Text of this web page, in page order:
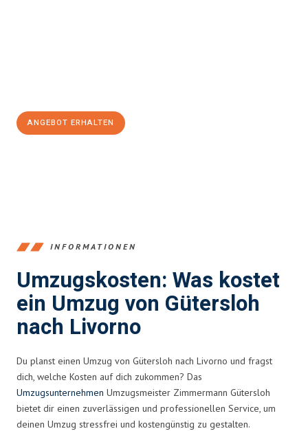
ANGEBOT ERHALTEN
INFORMATIONEN
Umzugskosten: Was kostet
ein Umzug von Gütersloh
nach Livorno
Du planst einen Umzug von Gütersloh nach Livorno und fragst
dich, welche Kosten auf dich zukommen? Das
Umzugsunternehmen Umzugsmeister Zimmermann Gütersloh
bietet dir einen zuverlässigen und professionellen Service, um
deinen Umzug stressfrei und kostengünstig zu gestalten.